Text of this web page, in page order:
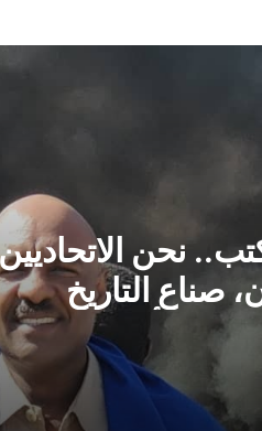
ﻧﺤﻦ
ﺻﻨﺎﻉ ﺍﻟﺘﺎﺭﻳﺦ
ﻭﺃﻫﻞ ﺍﻟﻤﻮﻗﻒ
ﺍﺭﺗﺒﺎﻃﺎ ﺑﺘﺮﺍﺙ